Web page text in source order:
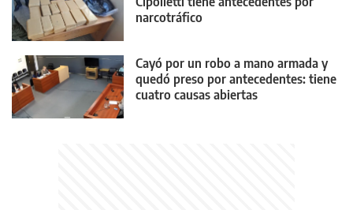
narcotráfico
Cayó por un robo a mano armada y
quedó preso por antecedentes: tiene
cuatro causas abiertas